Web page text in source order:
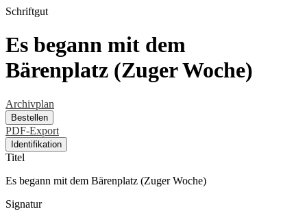
Schriftgut
Es begann mit dem
Bärenplatz (Zuger Woche)
Archivplan
Bestellen
PDF-Export
Identifikation
Titel
Es begann mit dem Bärenplatz (Zuger Woche)
Signatur